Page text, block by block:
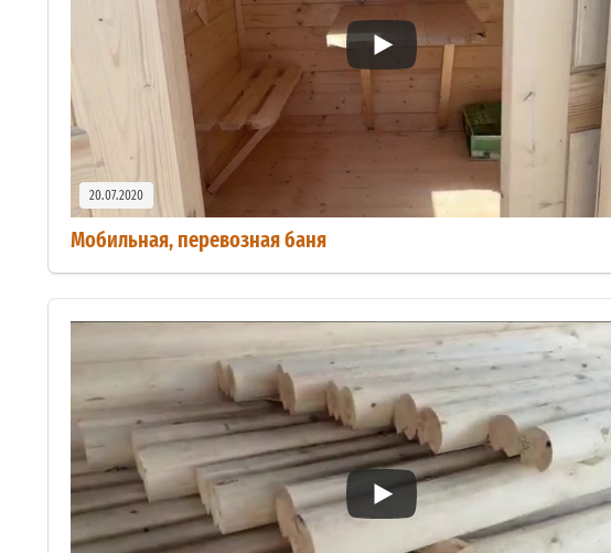
20.07.2020
Мобильная, перевозная баня